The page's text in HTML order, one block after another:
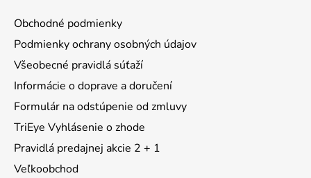
Obchodné podmienky
Podmienky ochrany osobných údajov
Všeobecné pravidlá súťaží
Informácie o doprave a doručení
Formulár na odstúpenie od zmluvy
TriEye Vyhlásenie o zhode
Pravidlá predajnej akcie 2 + 1
Veľkoobchod